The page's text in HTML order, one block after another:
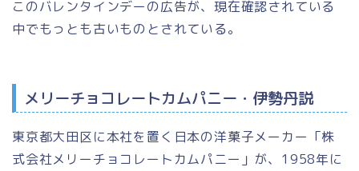
このバレンタインデーの広告が、現在確認されている
中でもっとも古いものとされている。
メリーチョコレートカムパニー・伊勢丹説
東京都大田区に本社を置く日本の洋菓子メーカー 「株
式会社メリーチョコレートカムパニー」 が、1958年に